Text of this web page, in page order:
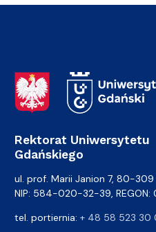
Adres
Rektorat Uniwersytetu
Gdańskiego
ul. prof. Marii Janion 7, 80-309
NIP: 584-020-32-39, REGON:
tel. portiernia: + 48 58 523 30